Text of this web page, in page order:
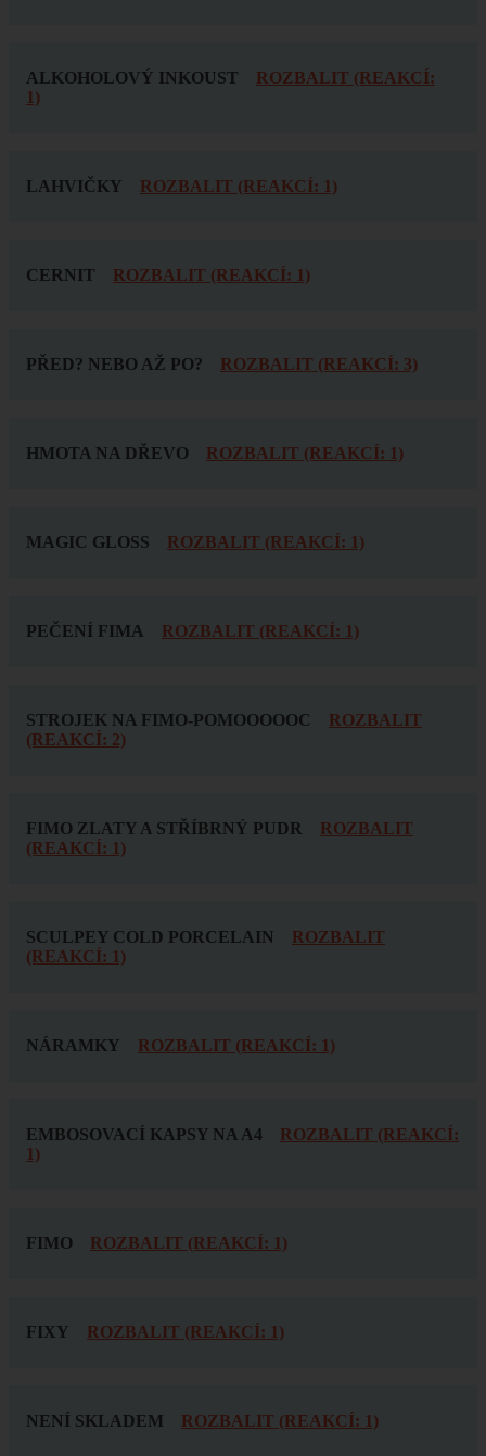
ALKOHOLOVÝ INKOUST
ROZBALIT (REAKCÍ:
1)
LAHVIČKY ROZBALIT (REAKCÍ: 1)
CERNIT ROZBALIT (REAKCÍ: 1)
PŘED? NEBO AŽ PO? ROZBALIT (REAKCÍ: 3)
HMOTA NA DŘEVO ROZBALIT (REAKCÍ: 1)
MAGIC GLOSS ROZBALIT (REAKCÍ: 1)
PEČENÍ FIMA ROZBALIT (REAKCÍ: 1)
STROJEK NA FIMO-POMOOOOOC
ROZBALIT
(REAKCÍ: 2)
FIMO ZLATY A STŘÍBRNÝ PUDR
ROZBALIT
(REAKCÍ: 1)
SCULPEY COLD PORCELAIN
ROZBALIT
(REAKCÍ: 1)
NÁRAMKY ROZBALIT (REAKCÍ: 1)
EMBOSOVACÍ KAPSY NA A4
ROZBALIT (REAKCÍ:
1)
FIMO ROZBALIT (REAKCÍ: 1)
FIXY ROZBALIT (REAKCÍ: 1)
NENÍ SKLADEM ROZBALIT (REAKCÍ: 1)